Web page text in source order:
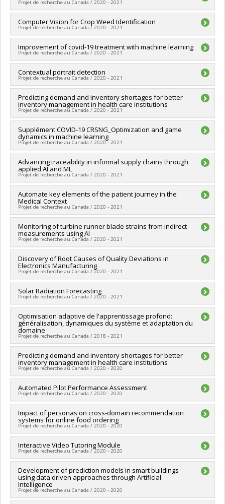
Sources de financement :MITACS Inc.
Programmes de subvention :PVXXXXXX-Stage Accélération
Québec - MITACS
Projet de recherche au Canada / 2020 - 2021
Chercheur principal :Ioannis Mitliagkas
Sources de financement :MITACS Inc.
Programmes de subvention :PVXXXXXX-Stage Accélération
Québec - MITACS
Computer Vision for Crop Weed Identification
Projet de recherche au Canada / 2020 - 2021
Chercheur principal :Ioannis Mitliagkas
Sources de financement :MITACS Inc.
Programmes de subvention :PVXXXXXX-Stage Accélération
Québec - MITACS
Improvement of covid-19 treatment with machine learning
Projet de recherche au Canada / 2020 - 2021
Chercheur principal : Ioannis Mitliagkas
Sources de financement :MITACS Inc.
Programmes de subvention :PVXXXXXX-Stage Accélération
Québec - MITACS
Contextual portrait detection
Projet de recherche au Canada / 2020 - 2021
Chercheur principal : Ioannis Mitliagkas
Sources de financement :MITACS Inc.
Programmes de subvention :
Predicting demand and inventory shortages for better
inventory management in health care institutions
Projet de recherche au Canada / 2020 - 2021
Sources de financement :MITACS Inc.
Programmes de subvention :PVXXXXXX-Stage Accélération
Québec - MITACS
Supplément COVID-19 CRSNG_Optimization and game
dynamics in machine learning
Projet de recherche au Canada / 2020 - 2021
Sources de financement :CRSNG/Conseil de recherches en
sciences naturelles et génie du Canada (CRSNG)
Programmes de subvention :
des étudiants, des stagiaires postdoctoraux et du personnel
de soutien à la recherche COVID-19
Advancing traceability in informal supply chains through
applied AI and ML
Projet de recherche au Canada / 2020 - 2021
Chercheur principal : Ioannis Mitliagkas
Sources de financement :MITACS Inc.
Programmes de subvention :
Automate key elements of the patient journey in the
Medical Context
Projet de recherche au Canada / 2020 - 2021
Chercheur principal : Ioannis Mitliagkas
Sources de financement :MITACS Inc.
Programmes de subvention :
Monitoring of turbine runner blade strains from indirect
measurements using AI
Projet de recherche au Canada / 2020 - 2021
Sources de financement : MITACS Inc.
Programmes de subvention :
PVXXXXXX-Stage Accélération
Québec - MITACS
Discovery of Root Causes of Quality Deviations in
Electronics Manufacturing
Projet de recherche au Canada / 2020 - 2021
Chercheur principal :Ioannis Mitliagkas
Sources de financement :MITACS Inc.
Programmes de subvention :PVXXXXXX-Stage Accélération
Québec - MITACS
Solar Radiation Forecasting
Projet de recherche au Canada / 2020 - 2021
Chercheur principal :Ioannis Mitliagkas
Sources de financement :MITACS Inc.
Programmes de subvention : PVXXXXXX-Stage Accélération
Québec - MITACS
Optimisation adaptive de l'apprentissage profond:
généralisation, dynamiques du système et adaptation du
domaine
Projet de recherche au Canada / 2018 - 2021
Chercheur principal : Ioannis Mitliagkas
Sources de financement :FRQNT/Fonds de recherche du
Québec - Nature et technologies (FQRNT)
de la relève professorale
Predicting demand and inventory shortages for better
inventory management in health care institutions
Projet de recherche au Canada / 2020 - 2020
Sources de financement :MITACS Inc.
Programmes de subvention : PVXXXXXX-Stage Accélération
Québec - MITACS
Automated Pilot Performance Assessment
Projet de recherche au Canada / 2020 - 2020
Chercheur principal : Ioannis Mitliagkas
Sources de financement :MITACS Inc.
Programmes de subvention :
Impact of personas on cross-domain recommendation
systems for online food ordering
Projet de recherche au Canada / 2020 - 2020
Chercheur principal :Ioannis Mitliagkas
Sources de financement :MITACS Inc.
Programmes de subvention :PVXXXXXX-Stage Accélération
Québec - MITACS
Interactive Video Tutoring Module
Projet de recherche au Canada / 2020 - 2020
Chercheur principal :Ioannis Mitliagkas
Sources de financement :MITACS Inc.
Programmes de subvention : PVXXXXXX-Stage Accélération
Québec - MITACS
Development of prediction models in smart buildings
using data driven approaches through Artificial
Intelligence
Projet de recherche au Canada / 2020 - 2020